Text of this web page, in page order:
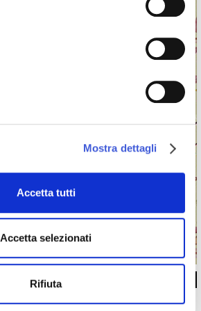
Mostra dettagli
Accetta tutti
Accetta selezionati
Rifiuta